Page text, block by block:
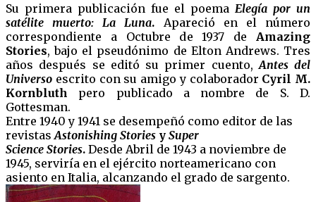
Su primera publicación fue el poema Elegía por un
satélite muerto: La Luna. Apareció en el número
correspondiente a Octubre de 1937 de Amazing
Stories, bajo el pseudónimo de Elton Andrews. Tres
años después se editó su primer cuento, Antes del
Universo escrito con su amigo y colaborador Cyril M.
Kornbluth pero publicado a nombre de S. D.
Gottesman.
Entre 1940 y 1941 se desempeñó como editor de las
revistas Astonishing Stories y Super
Science Stories. Desde Abril de 1943 a noviembre de
1945, serviría en el ejército norteamericano con
asiento en Italia, alcanzando el grado de sargento.